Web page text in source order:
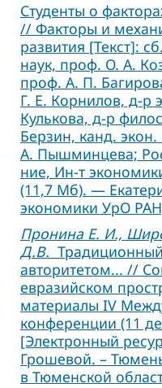
Студенты о
// Факторы и
развития [Текст]:
наук, проф. О. А.
проф. А. П.
Г. Е. Корнилов, д-р
Кулькова, д-р
Берзин, канд.
А. Пышминцева;
ние, Ин-т
(11,7 Мб). —
экономики УрО
Пронина Е. И.,
Д.В.
авторитетом... //
евразийском
материалы IV
конференции (11
[Электронный
Грошевой. –
в Тюменской